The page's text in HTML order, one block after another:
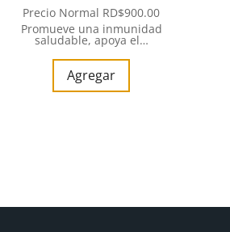
Precio Normal RD$900.00
Promueve una inmunidad
saludable, apoya el…
Agregar